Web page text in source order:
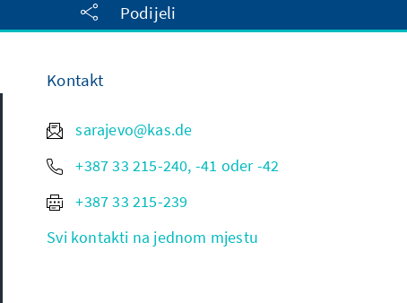
Podijeli
Kontakt
sarajevo@kas.de
+387 33 215-240, -41 oder -42
+387 33 215-239
Svi kontakti na jednom mjestu